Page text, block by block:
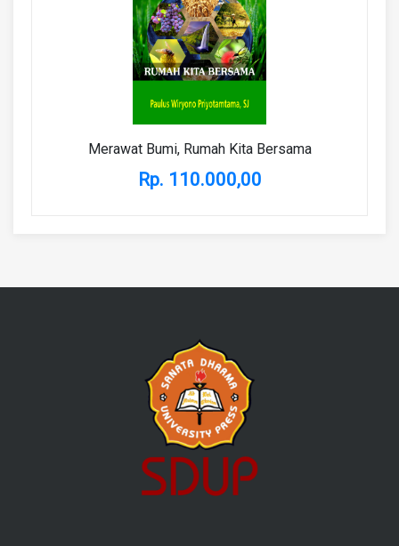
Merawat Bumi, Rumah Kita Bersama
Rp. 110.000,00